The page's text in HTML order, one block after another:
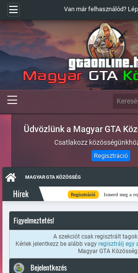
Van már felhasználód?
Üdvözlünk a Magyar GTA
Csatlakozz
Regisztráció
MAGYAR GTA KÖZÖSSÉG
Hírek Regisztráció Ismerd meg a
Figyelmeztetés!
A szekciót csak regisztrált tagok
Kérlek jelentkezz be alább vagy regisztrálj egy
Magyar GTA Közösség.
Bejelentkezés